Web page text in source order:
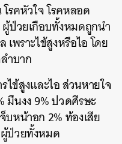
โรคหัวใจ โรคหลอด
ป่วยเกือบทั้งหมดถูกนำ
เพราะไข้สูงหรือไอ โดย
ำบาก
ไข้สูงและไอ ส่วนหายใจ
มึนงง 9% ปวดศีรษะ
บหน้าอก 2% ท้องเสีย
ผู้ป่วยทั้งหมด